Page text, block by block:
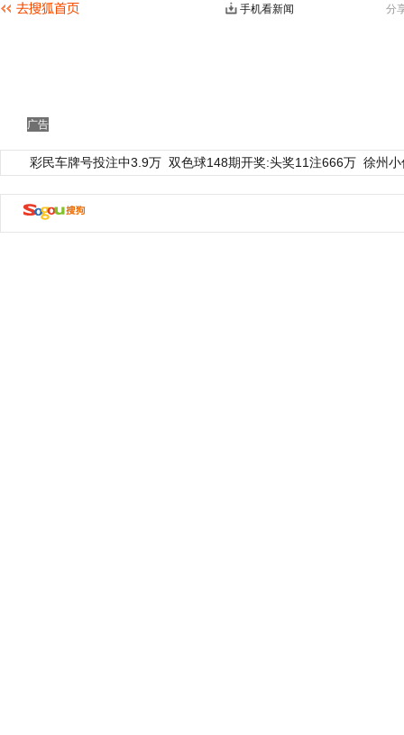
分
手机看新闻
广告
彩民车牌号投注中3.9万 双色球148期开奖:头奖11注666万 徐州